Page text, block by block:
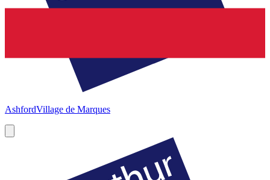
AshfordVillage de Marques